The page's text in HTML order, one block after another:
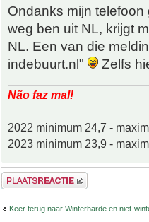
Ondanks mijn
weg ben uit NL, krijgt
NL. Een van die
indebuurt.nl"
Zelfs
Não faz mal!
2022 minimum 24,7 -
2023 minimum 23,9 -
Plaats een reactie
Keer terug naar Winterharde en niet-